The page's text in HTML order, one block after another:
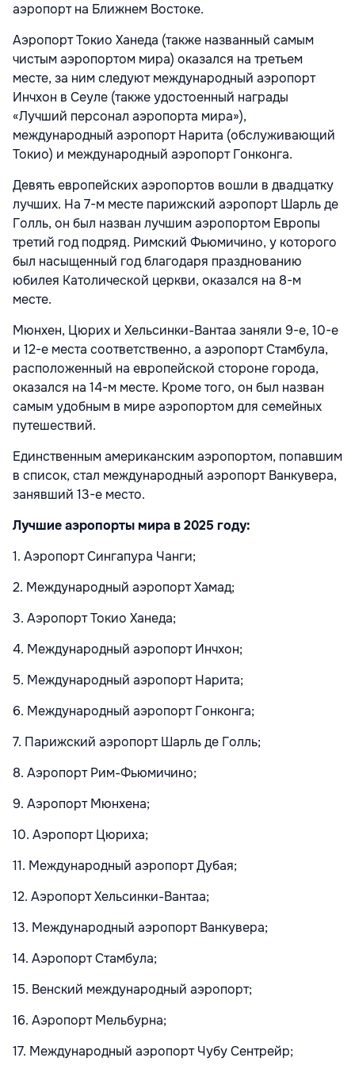
аэропорт на Ближнем Востоке.
Аэропорт Токио Ханеда (также названный самым
чистым аэропортом мира) оказался на третьем
месте, за ним следуют международный аэропорт
Инчхон в Сеуле (также удостоенный награды
«Лучший персонал аэропорта мира»),
международный аэропорт Нарита (обслуживающий
Токио) и международный аэропорт Гонконга.
Девять европейских аэропортов вошли в двадцатку
лучших. На 7-м месте парижский аэропорт Шарль де
Голль, он был назван лучшим аэропортом Европы
третий год подряд. Римский Фьюмичино, у которого
был насыщенный год благодаря празднованию
юбилея Католической церкви, оказался на 8-м
месте.
Мюнхен, Цюрих и Хельсинки-Вантаа заняли 9-е, 10-е
и 12-е места соответственно, а аэропорт Стамбула,
расположенный на европейской стороне города,
оказался на 14-м месте. Кроме того, он был назван
самым удобным в мире аэропортом для семейных
путешествий.
Единственным американским аэропортом, попавшим
в список, стал международный аэропорт Ванкувера,
занявший 13-е место.
Лучшие аэропорты мира в 2025 году:
1. Аэропорт Сингапура Чанги;
2. Международный аэропорт Хамад;
3. Аэропорт Токио Ханеда;
4. Международный аэропорт Инчхон;
5. Международный аэропорт Нарита;
6. Международный аэропорт Гонконга;
7. Парижский аэропорт Шарль де Голль;
8. Аэропорт Рим-Фьюмичино;
9. Аэропорт Мюнхена;
10. Аэропорт Цюриха;
11. Международный аэропорт Дубая;
12. Аэропорт Хельсинки-Вантаа;
13. Международный аэропорт Ванкувера;
14. Аэропорт Стамбула;
15. Венский международный аэропорт;
16. Аэропорт Мельбурна;
17. Международный аэропорт Чубу Сентрейр;